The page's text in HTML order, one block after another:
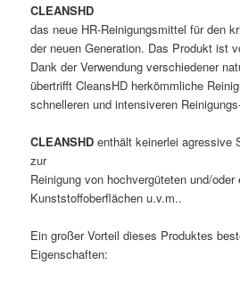
CLEANSHD
das neue HR-Reinigungsmittel für den
der neuen Generation. Das Produkt ist
Dank der Verwendung verschiedener
übertrifft CleansHD herkömmliche
schnelleren und intensiveren
CLEANSHD enthält keinerlei agressive
zur
Reinigung von hochvergüteten und/
Kunststoffoberflächen u.v.m..
Ein großer Vorteil dieses Produktes
Eigenschaften: